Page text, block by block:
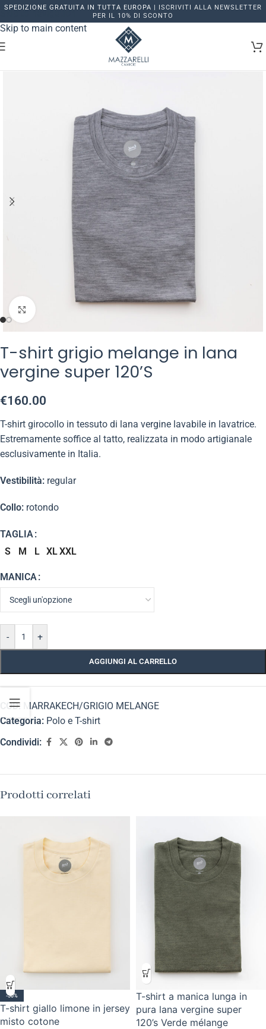
Skip to navigation
Skip to main content
SPEDIZIONE GRATUITA IN TUTTA EUROPA | ISCRIVITI ALLA NEWSLETTER
PER IL 10% DI SCONTO
Click to enlarge
T-shirt grigio melange in lana
vergine super 120’S
€160.00
T-shirt girocollo in tessuto di lana vergine lavabile in lavatrice.
Estremamente soffice al tatto, realizzata in modo artigianale
esclusivamente in Italia.
Vestibilità: regular
Collo: rotondo
TAGLIA
S
M L XLXXL
MANICA
- +
AGGIUNGI AL CARRELLO
COD:
MARRAKECH/GRIGIO MELANGE
Categoria: Polo e T-shirt
Condividi:
Prodotti correlati
-50%
T-shirt giallo limone in jersey
misto cotone
T-shirt a manica lunga in
pura lana vergine super
120’s Verde mélange